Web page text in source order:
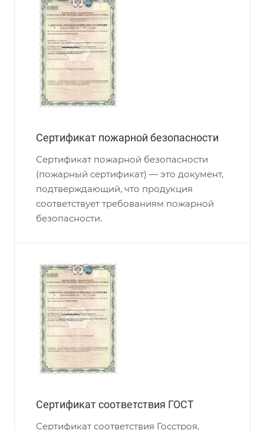
Сертификат пожарной безопасности
Сертификат пожарной безопасности
(пожарный сертификат) — это документ,
подтверждающий, что продукция
соответствует требованиям пожарной
безопасности.
Сертификат соответствия ГОСТ
Сертификат соответствия Госстроя,